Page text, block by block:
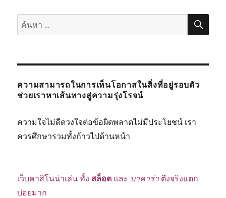
ค้นหา: ค้น
ความสามารถในการเห็นโอกาสในสิ่งที่อยู่รอบตัว
ช่วยเราหาเส้นทางสู่ความรุ่งโรจน์
ความใจไม่ดีดวงใจต่อข้อผิดพลาดไม่มีประโยชน์ เรา
ควรศึกษารวมทั้งก้าวไปด้านหน้า
เว็บคาสิโนน่าเล่น ทั้ง สล็อต และ บาคาร่า ตึงจริงแตก
บ่อยมาก